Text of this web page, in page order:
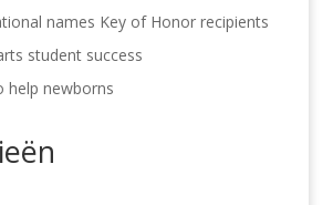
names Key of Honor recipients
student success
help newborns